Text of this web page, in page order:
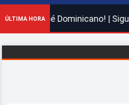
ÚLTIMA HORA
Balompié Dominicano! | Sigue